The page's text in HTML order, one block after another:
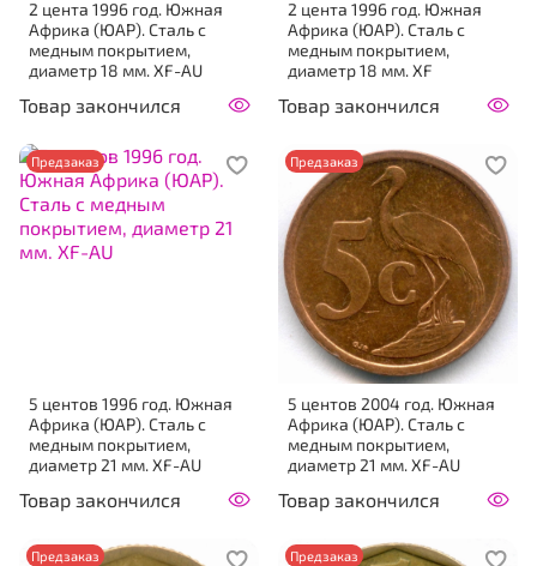
2 цента 1996 год. Южная
Африка (ЮАР). Сталь с
медным покрытием,
диаметр 18 мм. XF-AU
Товар закончился
2 цента 1996 год. Южная
Африка (ЮАР). Сталь с
медным покрытием,
диаметр 18 мм. XF
Товар закончился
Предзаказ
5 центов 1996 год. Южная
Африка (ЮАР). Сталь с
медным покрытием,
диаметр 21 мм. XF-AU
Товар закончился
Предзаказ
5 центов 2004 год. Южная
Африка (ЮАР). Сталь с
медным покрытием,
диаметр 21 мм. XF-AU
Товар закончился
Предзаказ Предзаказ